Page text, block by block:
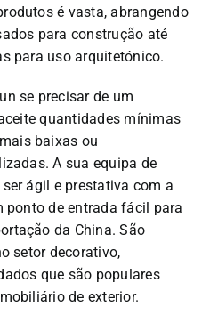
é vasta, abrangendo
para construção até
para uso arquitetónico.
se precisar de um
quantidades mínimas
baixas ou
A sua equipa de
ágil e prestativa com a
ponto de entrada fácil para
da China. São
setor decorativo,
que são populares
de exterior.